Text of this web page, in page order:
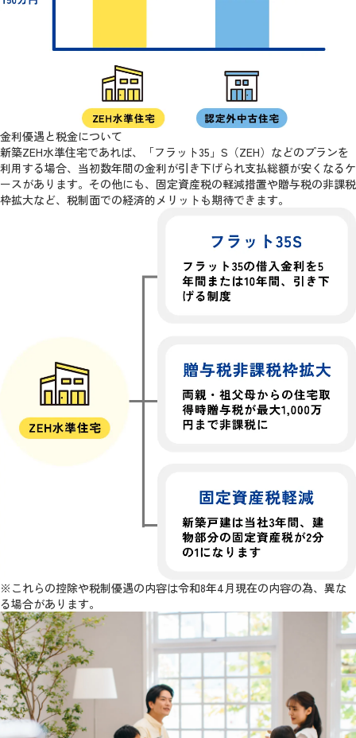
金利優遇と税金について
新築ZEH水準住宅であれば、「フラット35」S（ZEH）などのプランを
利用する場合、当初数年間の金利が引き下げられ支払総額が安くなるケ
ースがあります。その他にも、固定資産税の軽減措置や贈与税の非課税
枠拡大など、税制面での経済的メリットも期待できます。
※これらの控除や税制優遇の内容は令和8年4月現在の内容の為、異な
る場合があります。